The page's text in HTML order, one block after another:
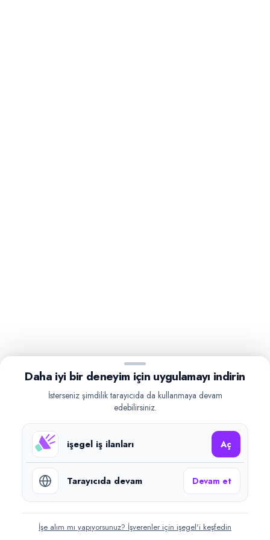
Daha iyi bir deneyim için uygulamayı indirin
İsterseniz şimdilik tarayıcıda da kullanmaya devam
edebilirsiniz.
işegel iş ilanları Aç
Tarayıcıda devam Devam et
İşe alım mı yapıyorsunuz? İşverenler için işegel'i keşfedin